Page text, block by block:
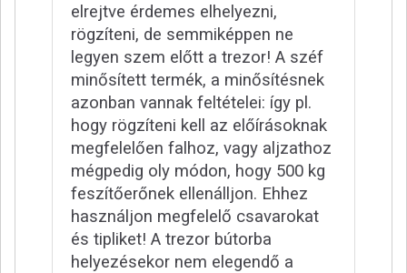
elrejtve érdemes elhelyezni,
rögzíteni, de semmiképpen ne
legyen szem előtt a trezor! A széf
minősített termék, a minősítésnek
azonban vannak feltételei: így pl.
hogy rögzíteni kell az előírásoknak
megfelelően falhoz, vagy aljzathoz
mégpedig oly módon, hogy 500 kg
feszítőerőnek ellenálljon. Ehhez
használjon megfelelő csavarokat
és tipliket! A trezor bútorba
helyezésekor nem elegendő a